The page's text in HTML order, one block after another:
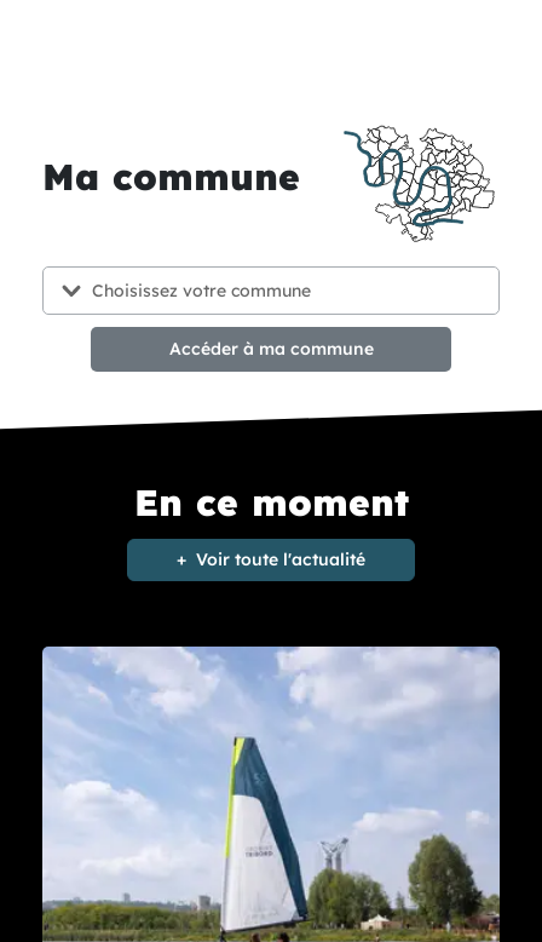
Ma commune
Accéder à ma commune
En ce moment
Voir toute l'actualité